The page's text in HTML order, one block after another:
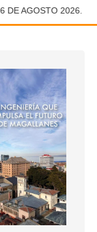
✕
AGOSTO 2026.